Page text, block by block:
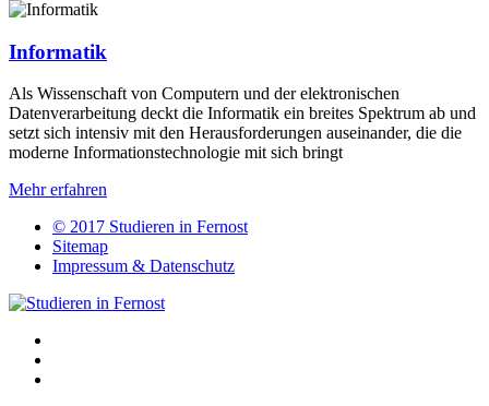
Informatik
Als Wissenschaft von Computern und der elektronischen
Datenverarbeitung deckt die Informatik ein breites Spektrum ab und
setzt sich intensiv mit den Herausforderungen auseinander, die die
moderne Informationstechnologie mit sich bringt
Mehr erfahren
© 2017 Studieren in Fernost
Sitemap
Impressum & Datenschutz